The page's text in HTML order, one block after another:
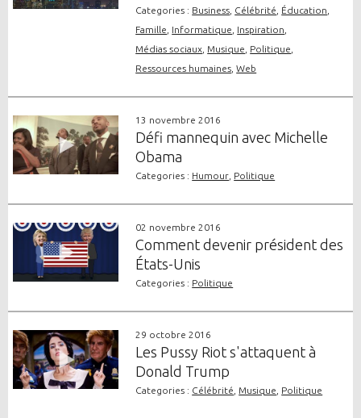
Categories : Business Célébrité Éducation
Famille
Informatique Inspiration
Médias sociaux Musique Politique
Ressources humaines ,Web
13 novembre 2016
Défi mannequin avec Michelle
Obama
Categories : Humour Politique
02 novembre 2016
Comment devenir président des
États-Unis
Categories : Politique
29 octobre 2016
Les Pussy Riot s'attaquent à
Donald Trump
Categories : Célébrité Musique Politique